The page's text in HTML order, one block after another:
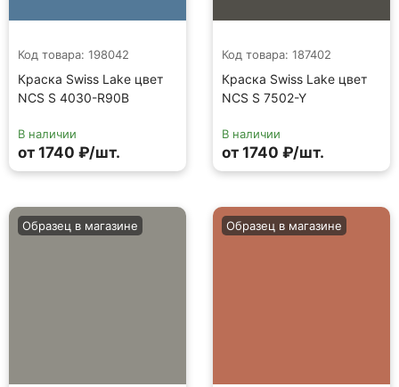
Код товара: 198042
Краска Swiss Lake цвет
NCS S 4030-R90B
В наличии
от 1740 ₽/шт.
Код товара: 187402
Краска Swiss Lake цвет
NCS S 7502-Y
В наличии
от 1740 ₽/шт.
Образец в магазине Образец в магазине